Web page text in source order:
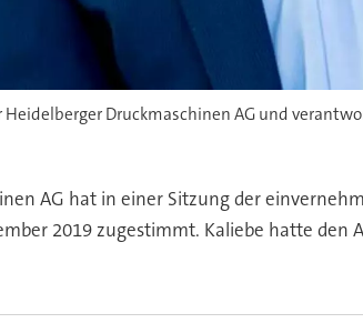
Druckmaschinen AG und
AG hat in einer Sitzung der
2019 zugestimmt. Kaliebe hatte